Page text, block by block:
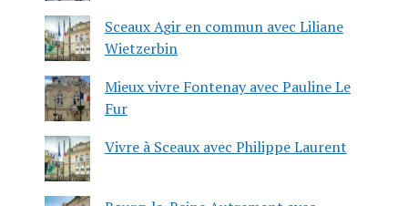
Sceaux Agir en commun avec Liliane
Wietzerbin
Mieux vivre Fontenay avec Pauline Le
Fur
Vivre à Sceaux avec Philippe Laurent